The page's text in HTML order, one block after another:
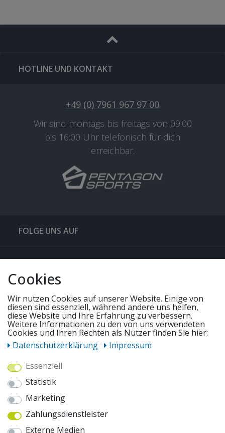
HOTLINE UND KONTAKT
+49 (0) 7961 967 97 00
Wir sind montags bis freitags von 09:00
bis 16:00 Uhr telefonisch für dich
erreichbar.
FOLGE UNS AUF
QUICKLINKS & TIPPS
UNSERE ANGEBOTE
WIR VERSENDEN MIT
AUSZEICHNUNGEN & SICHERHEIT
Cookies
Wir nutzen Cookies auf unserer Website. Einige von
diesen sind essenziell, während andere uns helfen,
diese Website und Ihre Erfahrung zu verbessern.
Weitere Informationen zu den von uns verwendeten
Cookies und Ihren Rechten als Nutzer finden Sie hier:
Daten­schutz­erklärung
Impressum
Essenziell
Statistik
Marketing
Zahlungsdienstleister
Externe Medien